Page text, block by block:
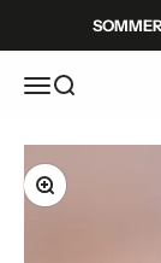
Spring til indhold
Menu
Søg
Zoom